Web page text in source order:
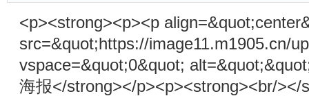
<p><strong><p><p
src=&quot;https://image11.m1905.cn/
vspace=&quot;0&quot;
海报</strong></p><p><strong><br/